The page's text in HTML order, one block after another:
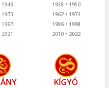
1949
1973
1997
2021
1938
1950
1962
1974
1986
1998
2010
2022
KÍGYÓ